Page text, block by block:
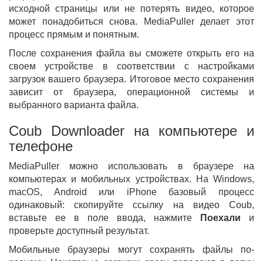
исходной страницы или не потерять видео, которое
может понадобиться снова. MediaPuller делает этот
процесс прямым и понятным.
После сохранения файла вы сможете открыть его на
своем устройстве в соответствии с настройками
загрузок вашего браузера. Итоговое место сохранения
зависит от браузера, операционной системы и
выбранного варианта файла.
Coub Downloader на компьютере и
телефоне
MediaPuller можно использовать в браузере на
компьютерах и мобильных устройствах. На Windows,
macOS, Android или iPhone базовый процесс
одинаковый: скопируйте ссылку на видео Coub,
вставьте ее в поле ввода, нажмите
Поехали и
проверьте доступный результат.
Мобильные браузеры могут сохранять файлы по-